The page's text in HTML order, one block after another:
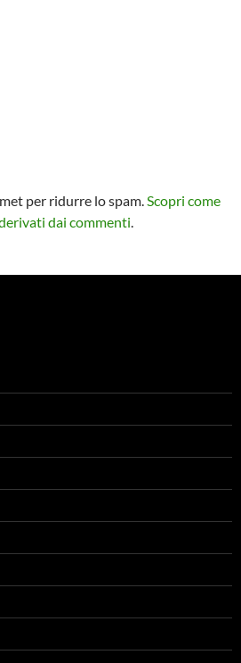
per ridurre lo spam.Scopri come
dai commenti.